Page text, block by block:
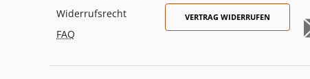
Widerrufsrecht
FAQ
VERTRAG WIDERRUFEN